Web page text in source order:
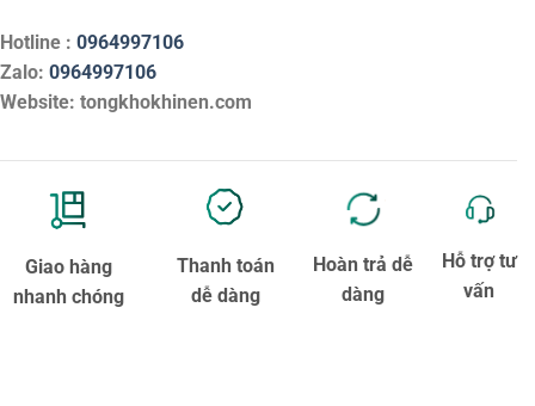
Hotline : 0964997106
Zalo: 0964997106
Website: tongkhokhinen.com
Giao hàng
nhanh chóng
Thanh toán
dễ dàng
Hoàn trả dễ
dàng
Hỗ trợ tư
vấn